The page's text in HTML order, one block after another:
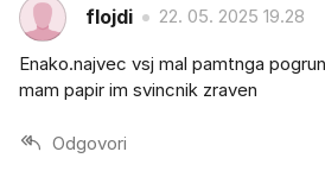
flojdi 22. 05. 2025 19.28
Enako.najvec vsj mal pamtnga
mam papir im svincnik zraven
Odgovori